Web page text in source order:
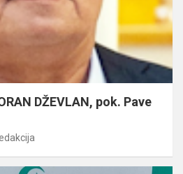
DŽEVLAN, pok. Pave